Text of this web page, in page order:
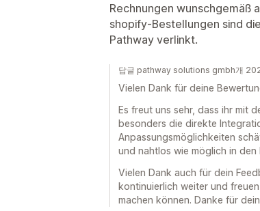
Rechnungen wunschgemäß
shopify-Bestellungen sind
Pathway verlinkt.
답글 pathway solutions gmbh개
Vielen Dank für deine
Es freut uns sehr, dass ihr mit
besonders die direkte
Anpassungsmöglichkeiten
und nahtlos wie möglich in
Vielen Dank auch für dein
kontinuierlich weiter und
machen können. Danke für